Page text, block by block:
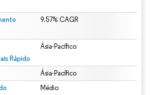
9.57% CAGR
Rápido
Ásia-Pacífico
Ásia-Pacífico
Médio